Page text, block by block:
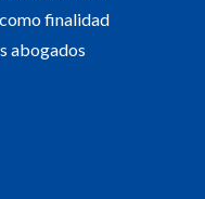
finalidad
abogados